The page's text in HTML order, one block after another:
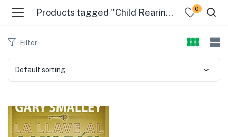
Products tagged "Child Rearing - Religious Aspects - Christianity" 0
Filter
Default sorting